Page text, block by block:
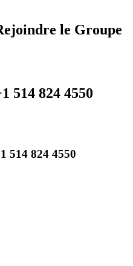
le Groupe
514 824 4550
514 824 4550